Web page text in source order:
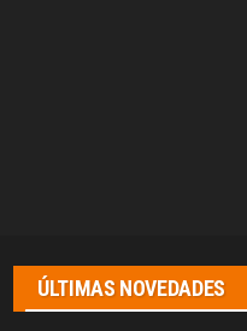
ÚLTIMAS NOVEDADES